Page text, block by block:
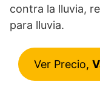
contra la lluvia,
para lluvia.
Ver Precio,